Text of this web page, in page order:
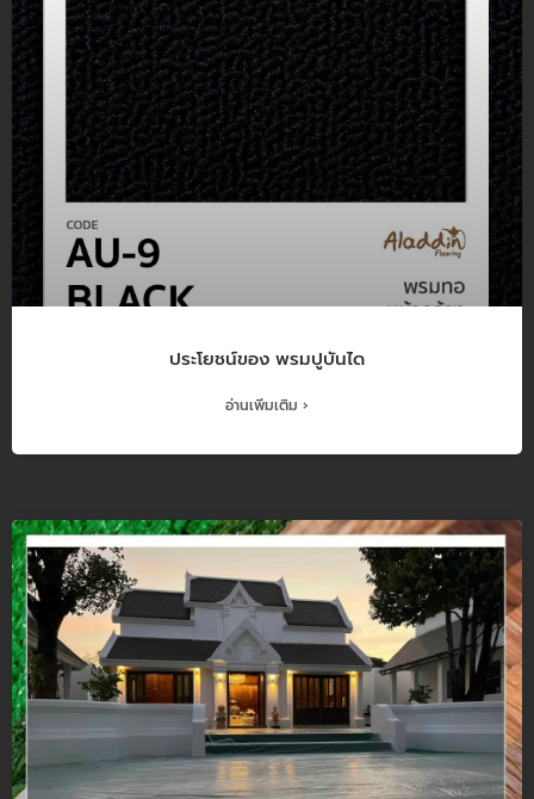
ประโยชน์ของ พรมปูบันได
อ่านเพิ่มเติม ›